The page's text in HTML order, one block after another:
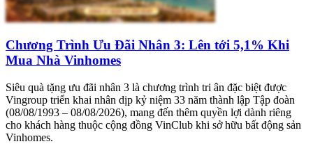
Chương Trình Ưu Đãi Nhân 3: Lên tới 5,1% Khi
Mua Nhà Vinhomes
Siêu quà tặng ưu đãi nhân 3 là chương trình tri ân đặc biệt được
Vingroup triển khai nhân dịp kỷ niệm 33 năm thành lập Tập đoàn
(08/08/1993 – 08/08/2026), mang đến thêm quyền lợi dành riêng
cho khách hàng thuộc cộng đồng VinClub khi sở hữu bất động sản
Vinhomes.